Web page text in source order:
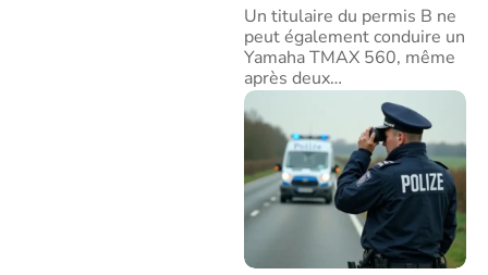
Un titulaire du permis B ne
peut également conduire un
Yamaha TMAX 560, même
après deux…